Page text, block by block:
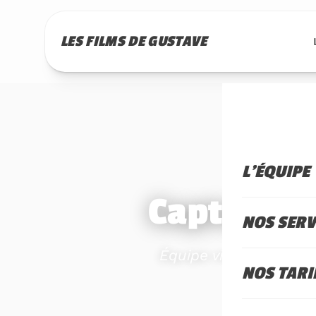
LES FILMS DE GUSTAVE
L'ÉQUIPE
NOS
NOS